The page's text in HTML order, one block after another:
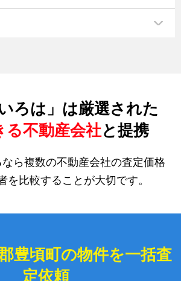
ろは」は厳選された
る不動産会社と提携
ら複数の不動産会社の査定価格
を比較することが大切です。
豊頃町の物件を一括査
定依頼